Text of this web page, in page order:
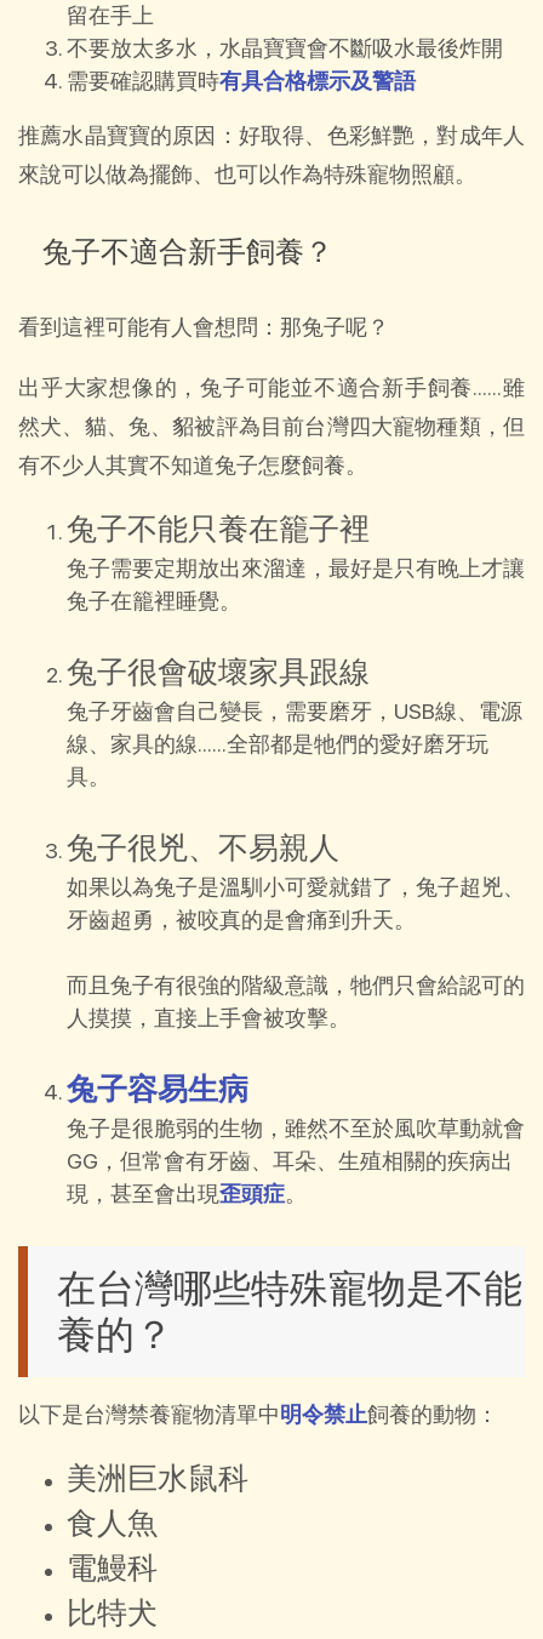
留在手上
不要放太多水，水晶寶寶會不斷吸水最後炸開
需要確認購買時有具合格標示及警語
推薦水晶寶寶的原因：好取得、色彩鮮艷，對成年人
來說可以做為擺飾、也可以作為特殊寵物照顧。
兔子不適合新手飼養？
看到這裡可能有人會想問：那兔子呢？
出乎大家想像的，兔子可能並不適合新手飼養……雖
然犬、貓、兔、貂被評為目前台灣四大寵物種類，但
有不少人其實不知道兔子怎麼飼養。
兔子不能只養在籠子裡
兔子需要定期放出來溜達，最好是只有晚上才讓
兔子在籠裡睡覺。
兔子很會破壞家具跟線
兔子牙齒會自己變長，需要磨牙，USB線、電源
線、家具的線……全部都是牠們的愛好磨牙玩
具。
兔子很兇、不易親人
如果以為兔子是溫馴小可愛就錯了，兔子超兇、
牙齒超勇，被咬真的是會痛到升天。
而且兔子有很強的階級意識，牠們只會給認可的
人摸摸，直接上手會被攻擊。
兔子容易生病
兔子是很脆弱的生物，雖然不至於風吹草動就會
GG，但常會有牙齒、耳朵、生殖相關的疾病出
現，甚至會出現歪頭症。
在台灣哪些特殊寵物是不能
養的？
以下是台灣禁養寵物清單中明令禁止飼養的動物：
美洲巨水鼠科
食人魚
電鰻科
比特犬